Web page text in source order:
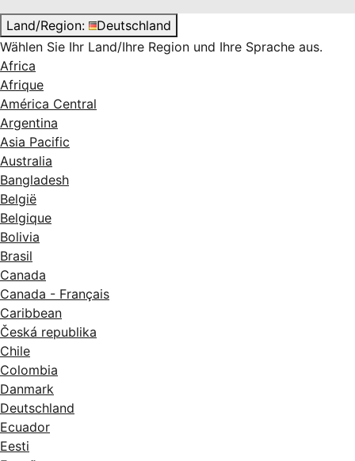
Land/Region:
Deutschland
Wählen Sie Ihr Land/Ihre Region und Ihre Sprache aus.
Africa
Afrique
América Central
Argentina
Asia Pacific
Australia
Bangladesh
België
Belgique
Bolivia
Brasil
Canada
Canada - Français
Caribbean
Česká republika
Chile
Colombia
Danmark
Deutschland
Ecuador
Eesti